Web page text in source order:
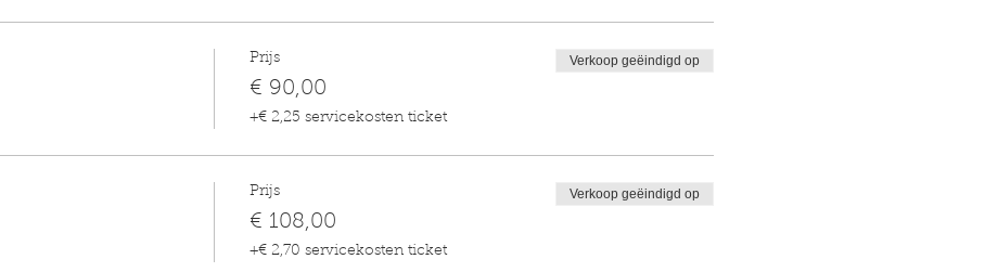
Prijs
€ 90,00
+€ 2,25 servicekosten ticket
Verkoop geëindigd op
Prijs
€ 108,00
+€ 2,70 servicekosten ticket
Verkoop geëindigd op